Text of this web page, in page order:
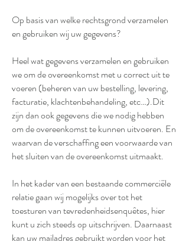
Op basis van welke rechtsgrond verzamelen
en gebruiken wij uw gegevens?
Heel wat gegevens verzamelen en gebruiken
we om de overeenkomst met u correct uit te
voeren (beheren van uw bestelling, levering,
facturatie, klachtenbehandeling, etc…).Dit
zijn dan ook gegevens die we nodig hebben
om de overeenkomst te kunnen uitvoeren. En
waarvan de verschaffing een voorwaarde van
het sluiten van de overeenkomst uitmaakt.
In het kader van een bestaande commerciële
relatie gaan wij mogelijks over tot het
toesturen van tevredenheidsenquêtes, hier
kunt u zich steeds op uitschrijven. Daarnaast
kan uw mailadres gebruikt worden voor het